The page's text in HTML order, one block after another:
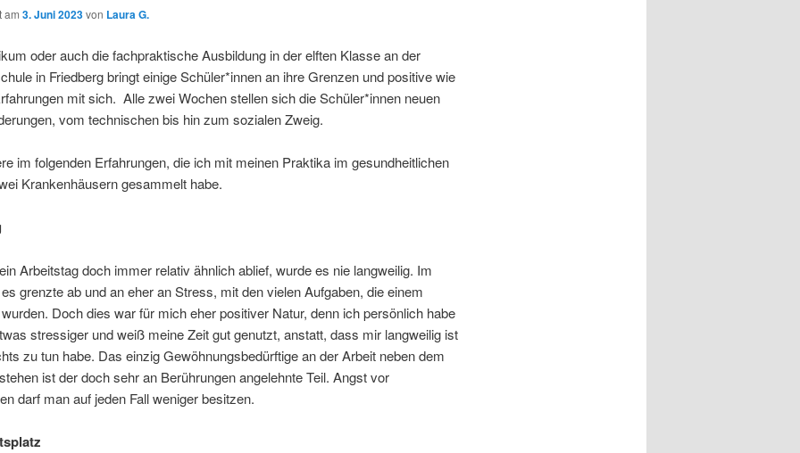
am 3. Juni 2023von Laura G.
oder auch die fachpraktische Ausbildung in der elften Klasse an der
in Friedberg bringt einige Schüler*innen an ihre Grenzen und positive wie
mit sich. Alle zwei Wochen stellen sich die Schüler*innen neuen
vom technischen bis hin zum sozialen Zweig.
im folgenden Erfahrungen, die ich mit meinen Praktika im gesundheitlichen
Krankenhäusern gesammelt habe.
Arbeitstag doch immer relativ ähnlich ablief, wurde es nie langweilig. Im
grenzte ab und an eher an Stress, mit den vielen Aufgaben, die einem
Doch dies war für mich eher positiver Natur, denn ich persönlich habe
stressiger und weiß meine Zeit gut genutzt, anstatt, dass mir langweilig ist
zu tun habe. Das einzig Gewöhnungsbedürftige an der Arbeit neben dem
ist der doch sehr an Berührungen angelehnte Teil. Angst vor
darf man auf jeden Fall weniger besitzen.